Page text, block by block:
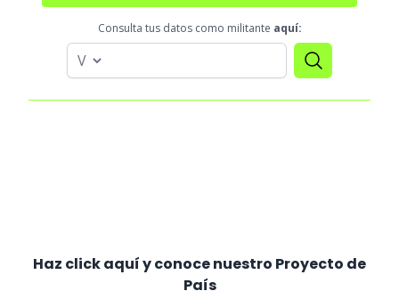
Consulta tus datos como militante aquí:
Haz click aquí y conoce nuestro Proyecto de
País